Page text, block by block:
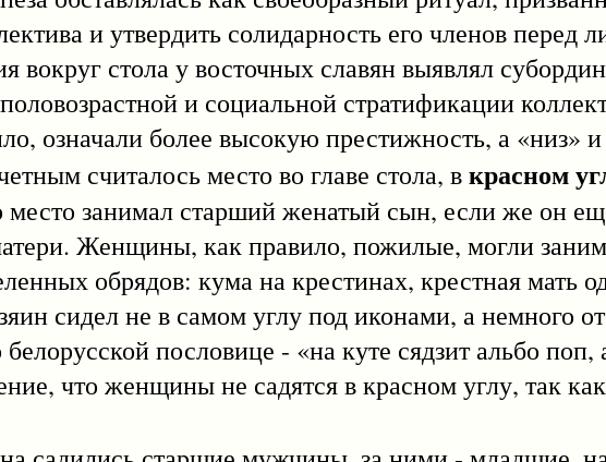
и утвердить солидарность его членов перед
стола у восточных славян выявлял
и социальной стратификации
означали более высокую престижность, а «низ»
считалось место во главе стола, вкрасном
место занимал старший женатый сын, если же он
Женщины, как правило, пожилые, могли
обрядов: кума на крестинах, крестная мать
сидел не в самом углу под иконами, а немного
пословице - «на куте сядзит альбо
что женщины не садятся в красном углу, так